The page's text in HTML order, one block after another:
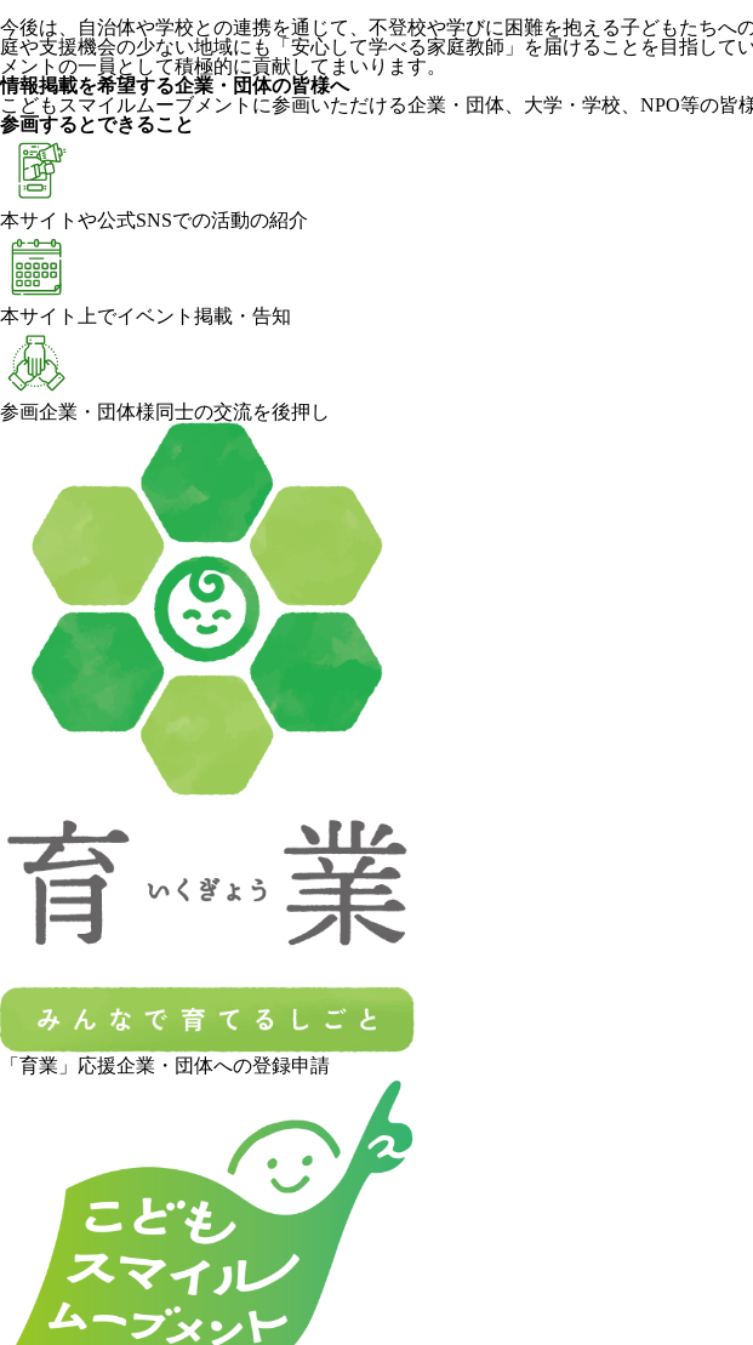
今後は、自治体や学校との連携を通じて、不登校や学びに困難を抱える子どもたち
庭や支援機会の少ない地域にも「安心して学べる家庭教師」を届けることを目指し
メントの一員として積極的に貢献してまいります。
情報掲載を希望する企業・団体の皆様へ
こどもスマイルムーブメントに参画いただける企業・団体、大学・学校、NPO等の皆
参画するとできること
本サイトや公式SNSでの活動の紹介
本サイト上でイベント掲載・告知
参画企業・団体様同士の交流を後押し
「育業」応援企業・団体への登録申請